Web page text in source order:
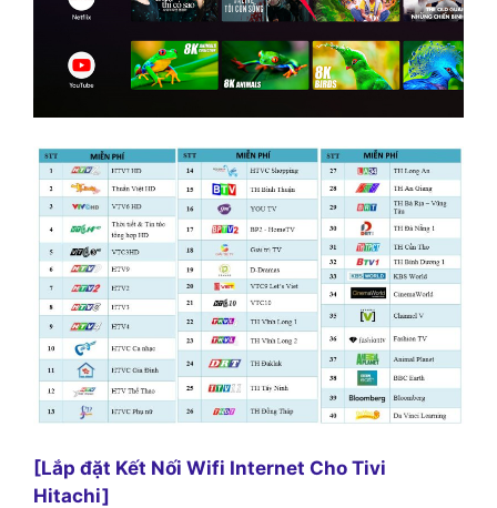
[Lắp đặt Kết Nối Wifi Internet Cho Tivi
Hitachi]